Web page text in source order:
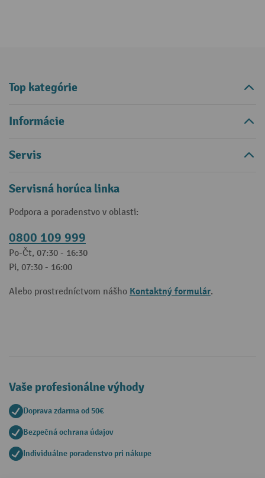
Top kategórie
Informácie
Servis
Servisná horúca linka
Podpora a poradenstvo v oblasti:
0800 109 999
Po-Čt, 07:30 - 16:30
Pi, 07:30 - 16:00
Alebo prostredníctvom nášho Kontaktný formulár.
Vaše profesionálne výhody
Doprava zdarma od 50€
Bezpečná ochrana údajov
Individuálne poradenstvo pri nákupe